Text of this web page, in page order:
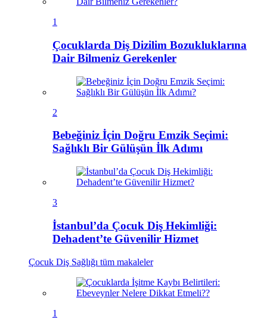
1
Çocuklarda Diş Dizilim Bozukluklarına
Dair Bilmeniz Gerekenler
2
Bebeğiniz İçin Doğru Emzik Seçimi:
Sağlıklı Bir Gülüşün İlk Adımı
3
İstanbul’da Çocuk Diş Hekimliği:
Dehadent’te Güvenilir Hizmet
Çocuk Diş Sağlığı tüm makaleler
1